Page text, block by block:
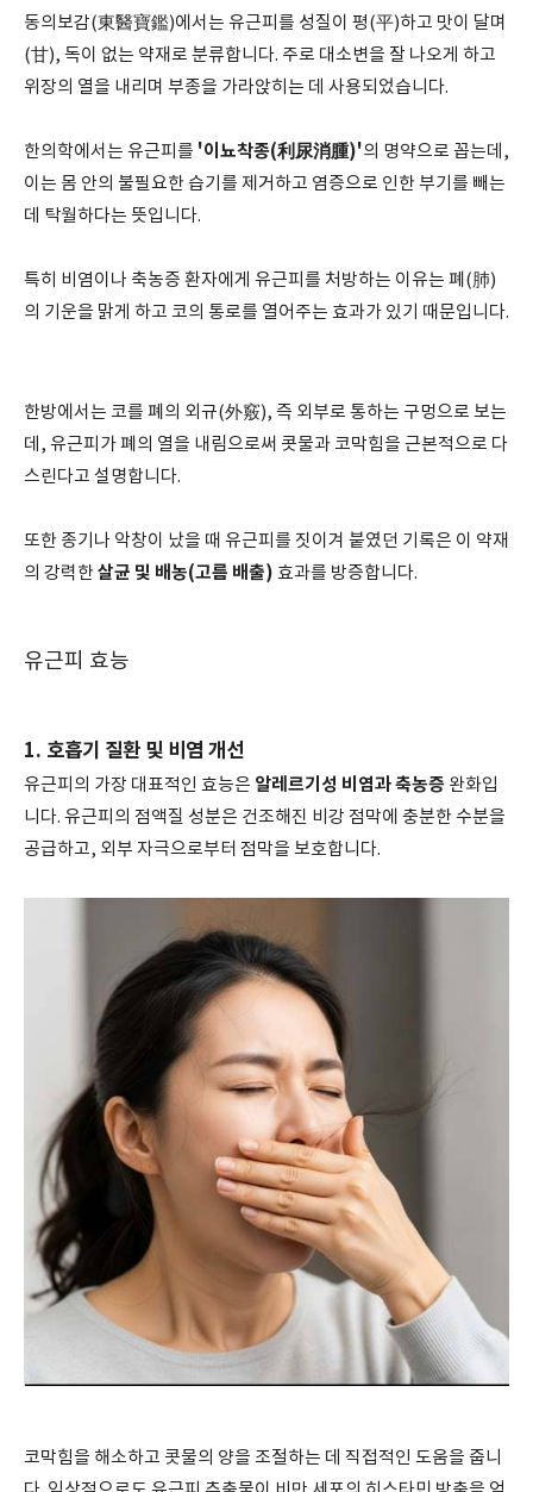
동의보감(東醫寶鑑)에서는 유근피를 성질이 평(平)하고 맛이 달며
(甘), 독이 없는 약재로 분류합니다. 주로 대소변을 잘 나오게 하고
위장의 열을 내리며 부종을 가라앉히는 데 사용되었습니다.
한의학에서는 유근피를 '이뇨착종(利尿消腫)'의 명약으로 꼽는데,
이는 몸 안의 불필요한 습기를 제거하고 염증으로 인한 부기를 빼는
데 탁월하다는 뜻입니다.
특히 비염이나 축농증 환자에게 유근피를 처방하는 이유는 폐(肺)
의 기운을 맑게 하고 코의 통로를 열어주는 효과가 있기 때문입니다.
한방에서는 코를 폐의 외규(外竅), 즉 외부로 통하는 구멍으로 보는
데, 유근피가 폐의 열을 내림으로써 콧물과 코막힘을 근본적으로 다
스린다고 설명합니다.
또한 종기나 악창이 났을 때 유근피를 짓이겨 붙였던 기록은 이 약재
의 강력한살균 및 배농(고름 배출) 효과를 방증합니다.
유근피 효능
1. 호흡기 질환 및 비염 개선
유근피의 가장 대표적인 효능은 알레르기성 비염과 축농증 완화입
니다. 유근피의 점액질 성분은 건조해진 비강 점막에 충분한 수분을
공급하고, 외부 자극으로부터 점막을 보호합니다.
코막힘을 해소하고 콧물의 양을 조절하는 데 직접적인 도움을 줍니